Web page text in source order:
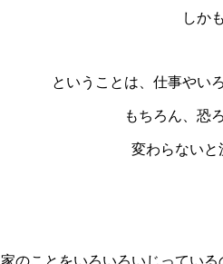
しか
ということは、仕事やい
もちろん、恐
変わらないと
家のことをいろいろいじってい